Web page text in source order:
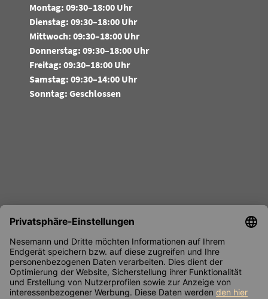
Montag: 09:30–18:00 Uhr
Dienstag: 09:30–18:00 Uhr
Mittwoch: 09:30–18:00 Uhr
Donnerstag: 09:30–18:00 Uhr
Freitag: 09:30–18:00 Uhr
Samstag: 09:30–14:00 Uhr
Sonntag: Geschlossen
FOLGEN SIE UNS